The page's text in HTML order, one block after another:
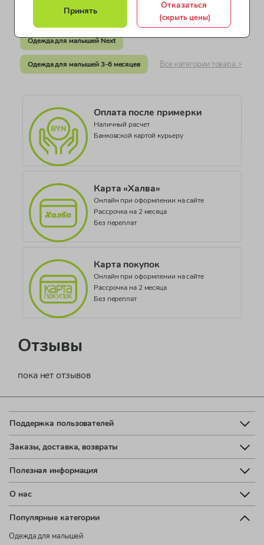
Документ о соответствии
СТС RU C-GB.ЛД04.В.00323
Цвет
Желтый
Коллекция
Одежда для девочек от 5 до 7 лет
Одежда для малышей Next
Одежда для малышей 3-6 месяцев Все категории товара >
Оплата после примерки
Наличный расчет
Банковской картой курьеру
Карта «Халва»
Онлайн при оформлении на сайте
Рассрочка на 2 месяца
Без переплат
Карта покупок
Онлайн при оформлении на сайте
Рассрочка на 2 месяца
Без переплат
Отзывы
пока нет отзывов
Поддержка пользователей
Заказы, доставка, возвраты
Полезная информация
О нас
Популярные категории
Одежда для малышей
Принять
Отказаться
(скрыть цены)